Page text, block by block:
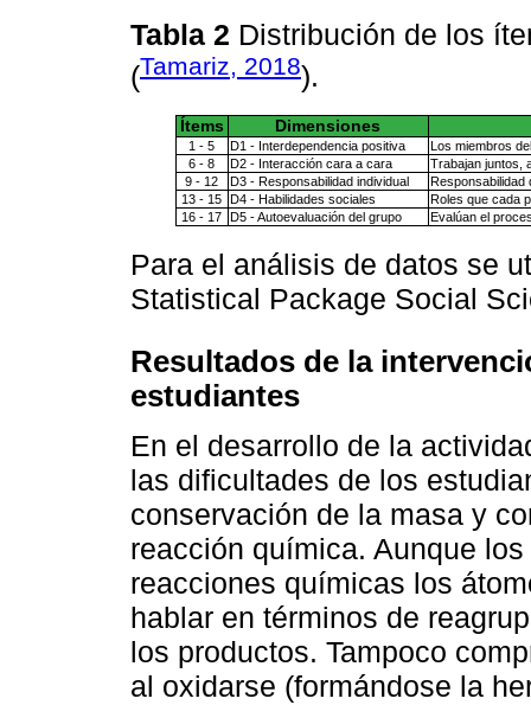
Tabla 2 Distribución de los
(Tamariz, 2018).
Ítems Dimensiones
1 - 5 D1 - Interdependencia positiva
Los miembros
6 - 8
D2 - Interacción cara a cara
Trabajan juntos,
9 - 12
D3 - Responsabilidad individual
Responsabilidad
13 - 15 D4 - Habilidades sociales
Roles que cada
16 - 17 D5 - Autoevaluación del grupo Evalúan el
Para el análisis de datos se
Statistical Package Social
Resultados de la
estudiantes
En el desarrollo de la
las dificultades de los
conservación de la masa y
reacción química. Aunque
reacciones químicas los
hablar en términos de
los productos. Tampoco
al oxidarse (formándose la